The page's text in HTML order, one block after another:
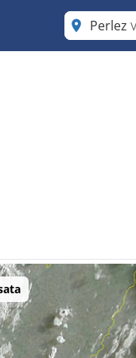
Perlez